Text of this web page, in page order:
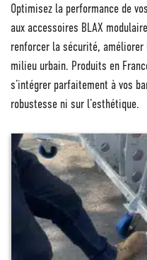
Optimisez la performance de
aux accessoires BLAX
renforcer la sécurité,
milieu urbain. Produits en
s’intégrer parfaitement à vos
robustesse ni sur l’esthétique.